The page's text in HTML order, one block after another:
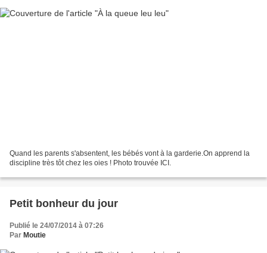
Quand les parents s'absentent, les bébés vont à la garderie.On apprend la
discipline très tôt chez les oies ! Photo trouvée ICI.
Petit bonheur du jour
Publié le 24/07/2014 à 07:26
Par Moutie